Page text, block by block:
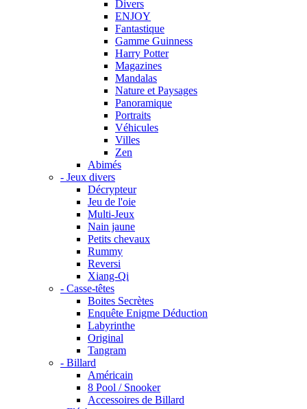
Divers
ENJOY
Fantastique
Gamme Guinness
Harry Potter
Magazines
Mandalas
Nature et Paysages
Panoramique
Portraits
Véhicules
Villes
Zen
Abimés
- Jeux divers
Décrypteur
Jeu de l'oie
Multi-Jeux
Nain jaune
Petits chevaux
Rummy
Reversi
Xiang-Qi
- Casse-têtes
Boites Secrètes
Enquête Enigme Déduction
Labyrinthe
Original
Tangram
- Billard
Américain
8 Pool / Snooker
Accessoires de Billard